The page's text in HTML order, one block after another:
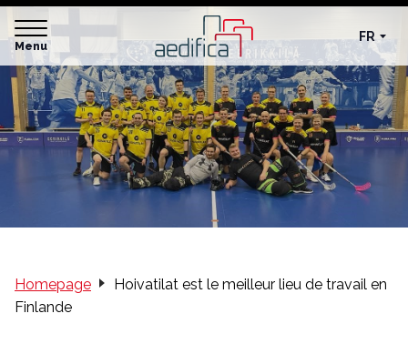
Menu
FR
Homepage
Hoivatilat est le meilleur lieu de travail en
Finlande